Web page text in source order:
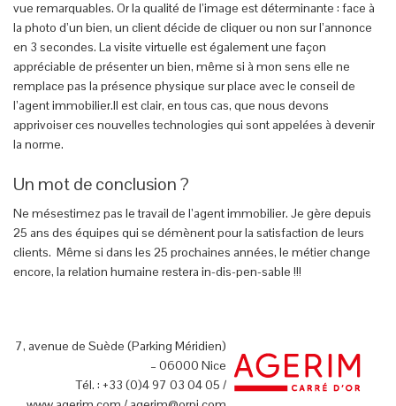
vue remarquables. Or la qualité de l’image est déterminante : face à
la photo d’un bien, un client décide de cliquer ou non sur l’annonce
en 3 secondes. La visite virtuelle est également une façon
appréciable de présenter un bien, même si à mon sens elle ne
remplace pas la présence physique sur place avec le conseil de
l’agent immobilier.Il est clair, en tous cas, que nous devons
apprivoiser ces nouvelles technologies qui sont appelées à devenir
la norme.
Un mot de conclusion ?
Ne mésestimez pas le travail de l’agent immobilier. Je gère depuis
25 ans des équipes qui se démènent pour la satisfaction de leurs
clients. Même si dans les 25 prochaines années, le métier change
encore, la relation humaine restera in-dis-pen-sable !!!
7, avenue de Suède (Parking Méridien)
– 06000 Nice
Tél. : +33 (0)4 97 03 04 05 /